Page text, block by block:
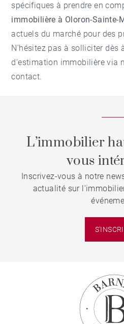
spécifiques à prendre en
immobilière à Oloron-Sainte-
actuels du marché pour des
N'hésitez pas à solliciter dès
d'estimation immobilière via
contact.
L’immobilier
vous
Inscrivez-vous à notre
actualité sur